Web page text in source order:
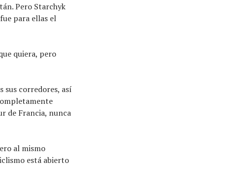
Pero Starchyk
para ellas el
quiera, pero
sus corredores, así
de Francia, nunca
al mismo
está abierto